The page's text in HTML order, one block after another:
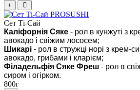
+
Сет Ті-Сай
Каліфорнія Сяке - рол в кунжуті з
авокадо і свіжим лососем;
Шикарі - рол в стружці норі з крем-
авокадо, грибами і кларієм;
Філадельфія Сяке Фреш - рол в
сиром і огірком.
800г